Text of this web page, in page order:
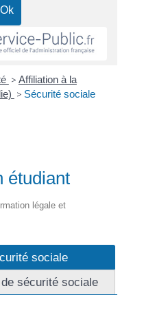
> Affiliation à la
> Sécurité sociale
étudiant
légale et
sociale
sécurité sociale